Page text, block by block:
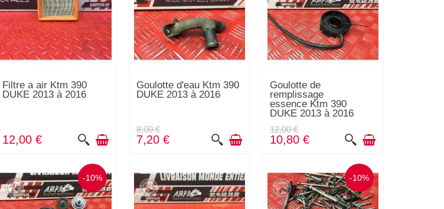
Filtre a air Ktm 390
DUKE 2013 à 2016
12,00 €
Goulotte d'eau Ktm 390
DUKE 2013 à 2016
8,00 €
7,20 €
Goulotte de
remplissage
essence Ktm 390
DUKE 2013 à 2016
12,00 €
10,80 €
-10% -10%